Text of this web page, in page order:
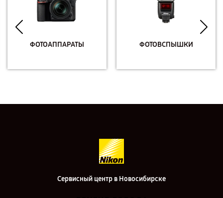
ФОТОАППАРАТЫ ФОТОВСПЫШКИ
Сервисный центр в Новосибирске